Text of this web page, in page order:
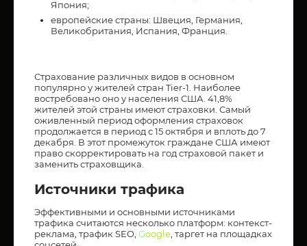
Япония;
европейские страны: Швеция, Германия,
Великобритания, Испания, Франция.
Страхование различных видов в основном
популярно у жителей стран Tier-1. Наиболее
востребовано оно у населения США. 41,8%
жителей этой страны имеют страховки. Самый
оживленный период оформления страховок
продолжается в период с 15 октября и вплоть до 7
декабря. В этот промежуток граждане США имеют
право скорректировать на год страховой пакет и
заменить страховщика.
Источники трафика
Эффективными и основными источниками
трафика считаются несколько платформ: контекст-
реклама, трафик SEO, Google , таргет на площадках